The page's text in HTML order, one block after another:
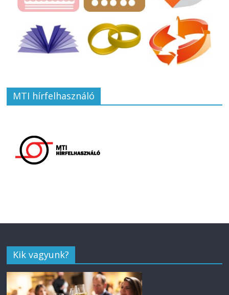
MTI hírfelhasználó
Kik vagyunk?